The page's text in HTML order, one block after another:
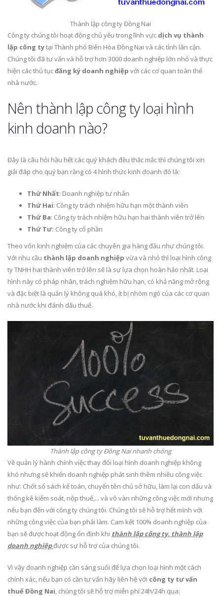
Thành lập công ty Đồng Nai
Công ty chúng tôi hoạt động chủ yếu trong lĩnh vực dịch vụ thành
lập công tytại Thành phố Biên Hòa Đồng Nai và các tỉnh lân cận.
Chúng tôi đã tư vấn và hỗ trợ hơn 3000 doanh nghiệp lớn nhỏ và thực
hiện các thủ tụcđăng ký doanh nghiệp với các cơ quan toàn thể
nhà nước.
Nên thành lập công ty loại hình
kinh doanh nào?
Đây là câu hỏi hầu hết các quý khách đều thăc mắc thì chúng tôi xin
giải đáp cho quý bạn rằng có 4 hình thức kinh doanh đó là:
Thứ Nhất: Doanh nghiệp tư nhân
Thứ Hai: Công ty trách nhiệm hữu hạn một thành viên
Thứ Ba: Công ty trách nhiệm hữu hạn hai thành viên trở lên
Thứ Tư: Công ty cổ phần
Theo vốn kinh nghiệm của các chuyên gia hàng đầu như chúng tôi.
Với nhu cầu thành lập doanh nghiệp vừa và nhỏ thì loại hình công
ty TNHH hai thành viên trở lên sẽ là sự lựa chọn hoàn hảo nhất. Loại
hình này có pháp nhân, trách nghiệm hữu hạn, có khả năng mở rộng
và đặc biệt là quản lý không quá khó, ít bị nhòm ngó của các cơ quan
nhà nước khi đánh dấu thuế.
Thành lập công ty Đồng Nai nhanh chóng
Về quản lý hành chính việc thay đổi loại hình doanh nghiệp không
khó nhưng sẽ khiến doanh nghiệp phát sinh thêm nhiều công việc
như: Chốt sổ sách kế toán, chuyển tên chủ sở hữu, làm lại con dấu và
thống kê kiểm soát, nộp thuế,... và vô vàn những công việc mới nhưng
nếu bạn đến với công ty chúng tôi. Chúng tôi sẽ hỗ trợ hết mình với
những công việc của bạn phải làm. Cam kết 100% doanh nghiệp của
bạn sẽ được hoạt động ổn định khi thành lập công ty, thành lập
doanh nghiệpđược sự hỗ trợ của chúng tôi.
Vì vậy doanh nghiệp cần sáng suối để lựa chọn loại hình một cách
chính xác, nếu bạn có cần tư vấn hãy liên hệ với công ty tư vấn
thuế Đồng Nai, chúng tôi sẽ hỗ trợ miễn phí 24h/24h qua: